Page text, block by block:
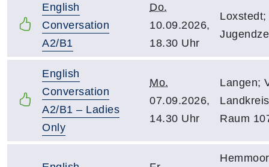
English
Conversation
A2/B1
Do.
10.09.2026,
18.30 Uhr
Loxstedt;
English
Conversation
A2/B1 – Ladies
Only
Mo.
07.09.2026,
14.30 Uhr
Langen;
Raum